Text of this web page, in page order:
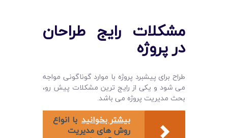
مشکلات رایج طراحان
در پروژه
طراح برای پیشبرد پروژه با موارد گوناگونی مواجه
می شود و یکی از رایج ترین مشکلات پیش رو،
بحث مدیریت پروژه می باشد.
بیشتر بخوانید با انواع
روش های مدیریت